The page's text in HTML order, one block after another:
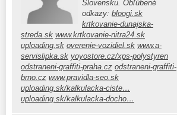
Slovensku. Obľúbené
odkazy: bloogi.sk
krtkovanie-dunajska-
streda.sk www.krtkovanie-nitra24.sk
uploading.sk overenie-vozidiel.sk www.a-
servislipka.sk yoyostore.cz/xps-polystyren
odstraneni-graffiti-praha.cz odstraneni-graffiti-
brno.cz www.pravidla-seo.sk
uploading.sk/kalkulacka-ciste…
uploading.sk/kalkulacka-docho…